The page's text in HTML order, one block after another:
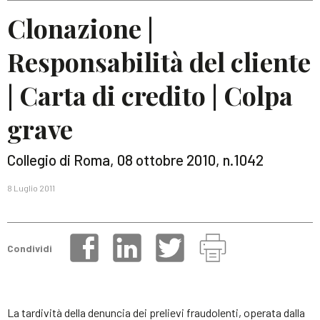
Clonazione |
Responsabilità del cliente
| Carta di credito | Colpa
grave
Collegio di Roma, 08 ottobre 2010, n.1042
8 Luglio 2011
Condividi
La tardività della denuncia dei prelievi fraudolenti, operata dalla